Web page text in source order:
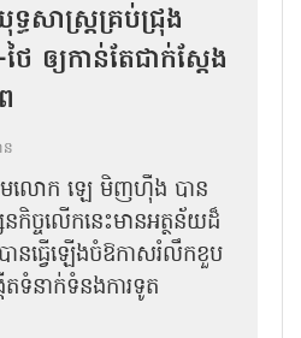
ធសាស្ត្រគ្រប់ជ្រុង
ឲ្យកាន់តែជាក់ស្ដែង
ន
ាមលោក ឡេ មិញហ៊ឹង បាន
ច្ចលើកនេះមានអត្ថន័យដ៏
ធ្វើឡើងចំឱកាសរំលឹកខួប
តទំនាក់ទំនងការទូត